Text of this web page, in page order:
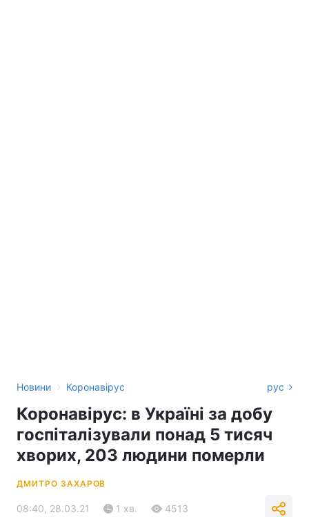
Новини › Коронавірус рус
Коронавірус: в Україні за добу
госпіталізували понад 5 тисяч
хворих, 203 людини померли
ДМИТРО ЗАХАРОВ
08:40, 28.03.21 1 хв. 4513